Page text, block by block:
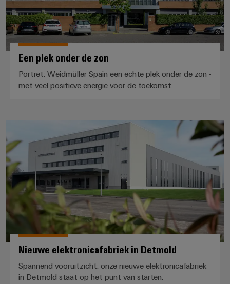
Traditionele
energie
De
toekomst
voor
energieopwekking
Stabiliteit
en
veiligheid
voor
moderne
energie-
netwerken
Waterbehandeling
en
afvalwaterbehandeling
Oplossingen
de
water-
Werkplek
en
accessoires
Tools
Automatische
Markers
Industriële
printers
Industriële
verlichting
Infrastructuur
van
schakelkasten
Een plek onder de zon
Portret: Weidmüller Spain een echte plek onder de zon -
met veel positieve energie voor de toekomst.
Nieuwe elektronicafabriek in
Nieuwe elektronicafabriek in Detmold
Spannend vooruitzicht: onze nieuwe elektronicafabriek
in Detmold staat op het punt van starten.